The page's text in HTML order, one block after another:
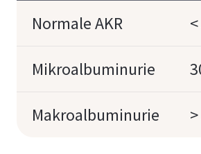
Normale AKR
Mikroalbuminurie
Makroalbuminurie